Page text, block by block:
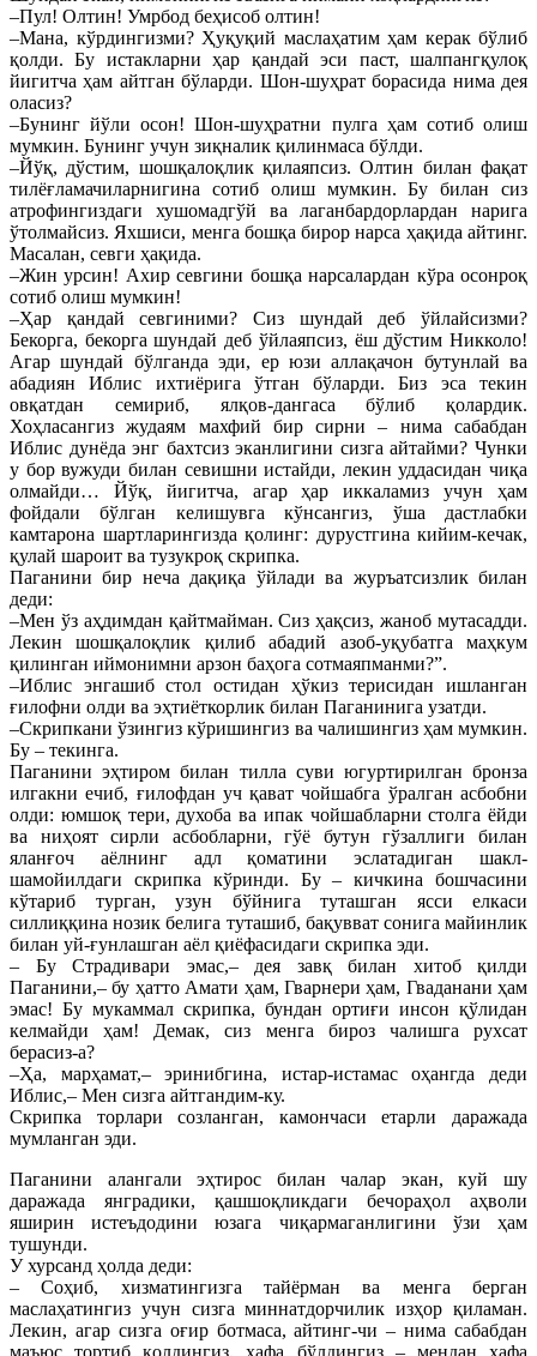
–Пул! Олтин! Умрбод беҳисоб олтин!
–Мана, кўрдингизми? Ҳуқуқий маслаҳатим ҳам керак бўлиб
қолди. Бу истакларни ҳар қандай эси паст, шалпангқулоқ
йигитча ҳам айтган бўларди. Шон-шуҳрат борасида нима дея
оласиз?
–Бунинг йўли осон! Шон-шуҳратни пулга ҳам сотиб олиш
мумкин. Бунинг учун зиқналик қилинмаса бўлди.
–Йўқ, дўстим, шошқалоқлик қилаяпсиз. Олтин билан фақат
тилёғламачиларнигина сотиб олиш мумкин. Бу билан сиз
атрофингиздаги хушомадгўй ва лаганбардорлардан нарига
ўтолмайсиз. Яхшиси, менга бошқа бирор нарса ҳақида айтинг.
Масалан, севги ҳақида.
–Жин урсин! Ахир севгини бошқа нарсалардан кўра осонроқ
сотиб олиш мумкин!
–Ҳар қандай севгиними? Сиз шундай деб ўйлайсизми?
Бекорга, бекорга шундай деб ўйлаяпсиз, ёш дўстим Никколо!
Агар шундай бўлганда эди, ер юзи аллақачон бутунлай ва
абадиян Иблис ихтиёрига ўтган бўларди. Биз эса текин
овқатдан семириб, ялқов-дангаса бўлиб қолардик.
Хоҳласангиз жудаям махфий бир сирни – нима сабабдан
Иблис дунёда энг бахтсиз эканлигини сизга айтайми? Чунки
у бор вужуди билан севишни истайди, лекин уддасидан чиқа
олмайди… Йўқ, йигитча, агар ҳар иккаламиз учун ҳам
фойдали бўлган келишувга кўнсангиз, ўша дастлабки
камтарона шартларингизда қолинг: дурустгина кийим-кечак,
қулай шароит ва тузукроқ скрипка.
Паганини бир неча дақиқа ўйлади ва журъатсизлик билан
деди:
–Мен ўз аҳдимдан қайтмайман. Сиз ҳақсиз, жаноб мутасадди.
Лекин шошқалоқлик қилиб абадий азоб-уқубатга маҳкум
қилинган иймонимни арзон баҳога сотмаяпманми?”.
–Иблис энгашиб стол остидан ҳўкиз терисидан ишланган
ғилофни олди ва эҳтиёткорлик билан Паганинига узатди.
–Скрипкани ўзингиз кўришингиз ва чалишингиз ҳам мумкин.
Бу – текинга.
Паганини эҳтиром билан тилла суви югуртирилган бронза
илгакни ечиб, ғилофдан уч қават чойшабга ўралган асбобни
олди: юмшоқ тери, духоба ва ипак чойшабларни столга ёйди
ва ниҳоят сирли асбобларни, гўё бутун гўзаллиги билан
яланғоч аёлнинг адл қоматини эслатадиган шакл-
шамойилдаги скрипка кўринди. Бу – кичкина бошчасини
кўтариб турган, узун бўйнига туташган ясси елкаси
силлиққина нозик белига туташиб, бақувват сонига майинлик
билан уй-ғунлашган аёл қиёфасидаги скрипка эди.
– Бу Страдивари эмас,– дея завқ билан хитоб қилди
Паганини,– бу ҳатто Амати ҳам, Гварнери ҳам, Гваданани ҳам
эмас! Бу мукаммал скрипка, бундан ортиғи инсон қўлидан
келмайди ҳам! Демак, сиз менга бироз чалишга рухсат
берасиз-а?
–Ҳа, марҳамат,– эринибгина, истар-истамас оҳангда деди
Иблис,– Мен сизга айтгандим-ку.
Скрипка торлари созланган, камончаси етарли даражада
мумланган эди.
Паганини алангали эҳтирос билан чалар экан, куй шу
даражада янградики, қашшоқликдаги бечораҳол аҳволи
яширин истеъдодини юзага чиқармаганлигини ўзи ҳам
тушунди.
У хурсанд ҳолда деди:
– Соҳиб, хизматингизга тайёрман ва менга берган
маслаҳатингиз учун сизга миннатдорчилик изҳор қиламан.
Лекин, агар сизга оғир ботмаса, айтинг-чи – нима сабабдан
маъюс тортиб қолдингиз, хафа бўлдингиз – мендан хафа